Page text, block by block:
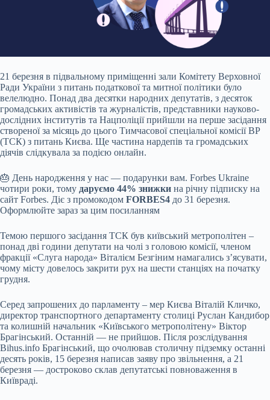
21 березня в підвальному приміщенні зали Комітету Верховної
Ради України з питань податкової та митної політики було
велелюдно. Понад два десятки народних депутатів, з десяток
громадських активістів та журналістів, представники науково-
дослідних інститутів та Нацполіції прийшли на перше засідання
створеної за місяць до цього Тимчасової спеціальної комісії ВР
(ТСК) з питань Києва. Ще частина нардепів та громадських
діячів слідкувала за подією онлайн.
🎂 День народження у нас — подарунки вам. Forbes Ukraine
чотири роки, тому даруємо 44% знижки на річну підписку на
сайт Forbes. Діє з промокодом FORBES4 до 31 березня.
Оформлюйте зараз за цим посиланням
Темою першого засідання ТСК був київський метрополітен –
понад дві години депутати на чолі з головою комісії, членом
фракції «Слуга народа» Віталієм Безгіним намагались з’ясувати,
чому місту довелось закрити рух на шести станціях на початку
грудня.
Серед запрошених до парламенту – мер Києва Віталій Кличко,
директор транспортного департаменту столиці Руслан Кандибор
та колишній начальник «Київського метрополітену» Віктор
Брагінський. Останній — не прийшов. Після розслідування
Bihus.info Брагінський, що очолював столичну підземку останні
десять років, 15 березня написав заяву про звільнення, а 21
березня — достроково склав депутатські повноваження в
Київраді.